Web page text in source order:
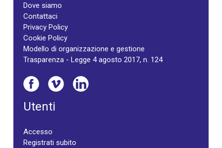
Dove siamo
Contattaci
Privacy Policy
Cookie Policy
Modello di organizzazione e gestione
Trasparenza - Legge 4 agosto 2017, n. 124
Utenti
Accesso
Registrati subito